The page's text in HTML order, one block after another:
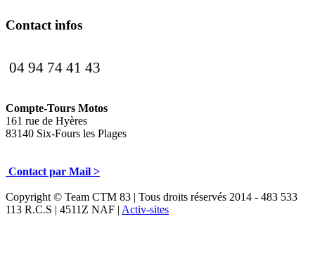
Contact infos
04 94 74 41 43
Compte-Tours Motos
161 rue de Hyères
83140 Six-Fours les Plages
Contact par Mail >
Copyright © Team CTM 83 | Tous droits réservés 2014 - 483 533
113 R.C.S | 4511Z NAF | Activ-sites